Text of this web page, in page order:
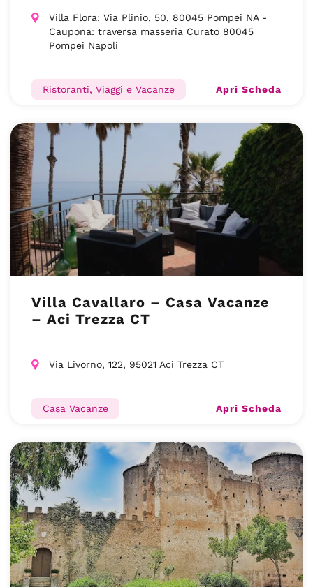
Villa Flora: Via Plinio, 50, 80045 Pompei NA -
Caupona: traversa masseria Curato 80045
Pompei Napoli
Ristoranti, Viaggi e Vacanze Apri Scheda
Villa Cavallaro – Casa Vacanze
– Aci Trezza CT
Via Livorno, 122, 95021 Aci Trezza CT
Casa Vacanze Apri Scheda